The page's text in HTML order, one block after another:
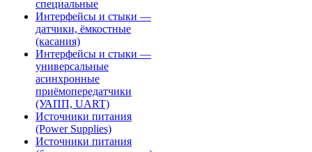
специальные
Интерфейсы и стыки —
датчики, ёмкостные
(касания)
Интерфейсы и стыки —
универсальные
асинхронные
приёмопередатчики
(УАПП, UART)
Источники питания
(Power Supplies)
Источники питания